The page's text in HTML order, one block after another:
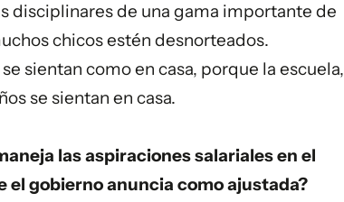
disciplinares de una gama importante de
chicos estén desnorteados.
sientan como en casa, porque la escuela,
se sientan en casa.
las aspiraciones salariales en el
el gobierno anuncia como ajustada?